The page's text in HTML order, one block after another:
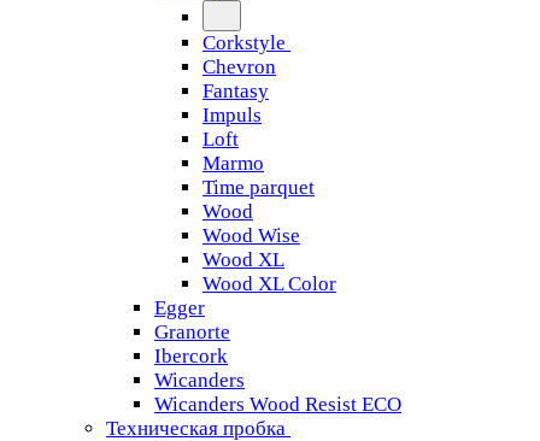
Corkstyle
Chevron
Fantasy
Impuls
Loft
Marmo
Time parquet
Wood
Wood Wise
Wood XL
Wood XL Color
Egger
Granorte
Ibercork
Wicanders
Wicanders Wood Resist ECO
Техническая пробка